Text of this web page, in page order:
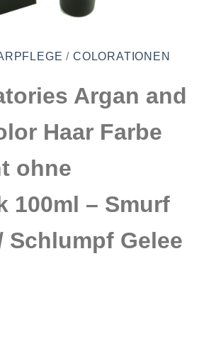
/ COLORATIONEN
Argan and
Haar Farbe
ohne
100ml – Smurf
Schlumpf Gelee